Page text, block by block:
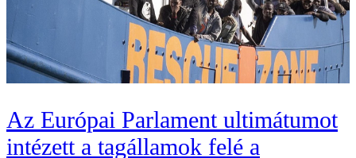
Az Európai Parlament ultimátumot
intézett a tagállamok felé a